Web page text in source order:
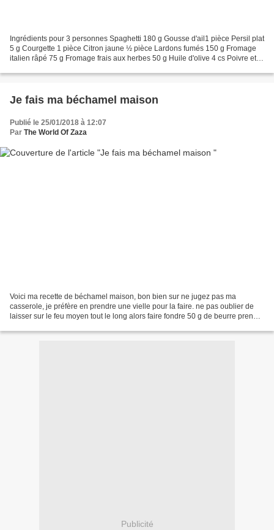
Ingrédients pour 3 personnes Spaghetti 180 g Gousse d'ail1 pièce Persil plat
5 g Courgette 1 pièce Citron jaune ½ pièce Lardons fumés 150 g Fromage
italien râpé 75 g Fromage frais aux herbes 50 g Huile d'olive 4 cs Poivre et
Je fais ma béchamel maison
Publié le 25/01/2018 à 12:07
Par The World Of Zaza
Voici ma recette de béchamel maison, bon bien sur ne jugez pas ma
casserole, je préfère en prendre une vielle pour la faire. ne pas oublier de
laisser sur le feu moyen tout le long alors faire fondre 50 g de beurre prendre
Publicité